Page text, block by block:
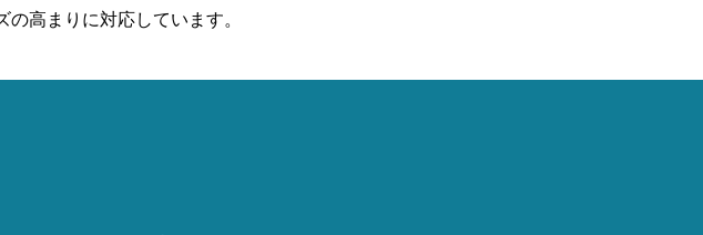
高まりに対応しています。